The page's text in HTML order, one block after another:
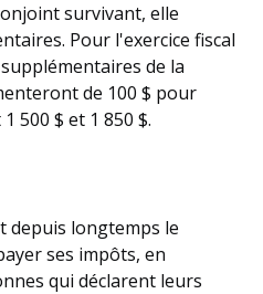
survivant, elle
Pour l'exercice fiscal
de la
de 100 $ pour
500 $ et 1 850 $.
depuis longtemps le
ses impôts, en
qui déclarent leurs